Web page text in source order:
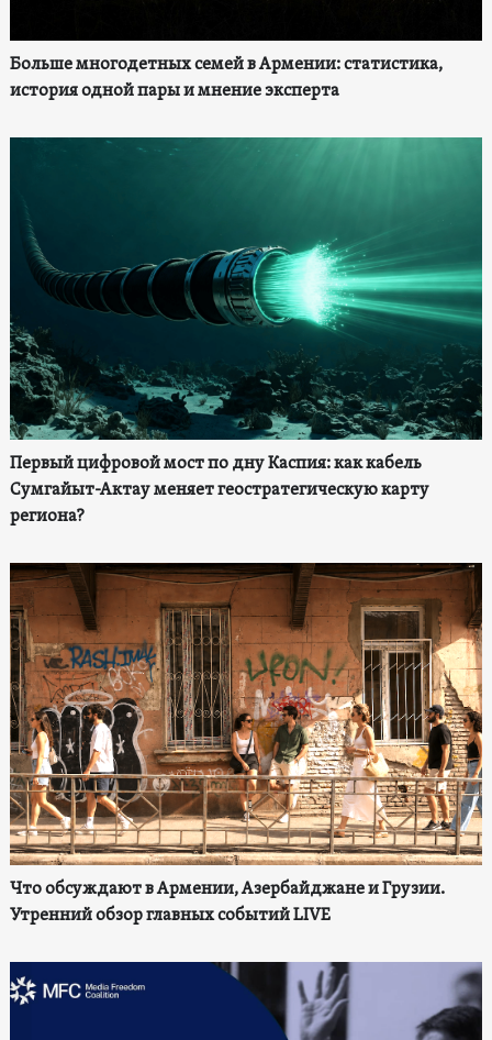
Больше многодетных семей в Армении: статистика,
история одной пары и мнение эксперта
Первый цифровой мост по дну Каспия: как кабель
Сумгайыт-Актау меняет геостратегическую карту
региона?
Что обсуждают в Армении, Азербайджане и Грузии.
Утренний обзор главных событий LIVE